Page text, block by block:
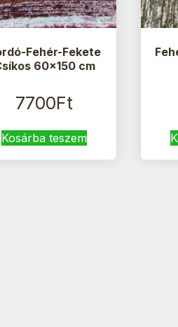
Fehér-Fekete
60×150 cm
7700Ft
Kosárba teszem